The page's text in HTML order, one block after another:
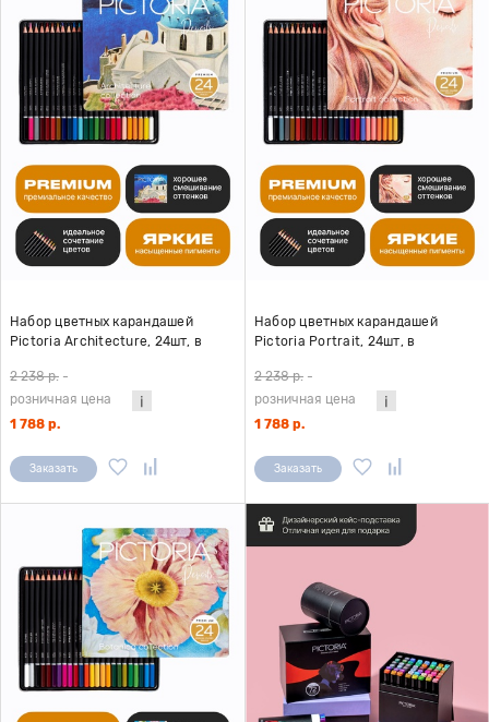
Набор цветных карандашей
Pictoria Architecture, 24шт, в
2 238 р. -
розничная цена
1 788 р.
Заказать
Набор цветных карандашей
Pictoria Portrait, 24шт, в
2 238 р. -
розничная цена
1 788 р.
Заказать